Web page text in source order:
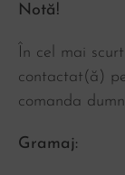
Notă!
În cel mai
contactat(ă)
comanda
Gramaj: